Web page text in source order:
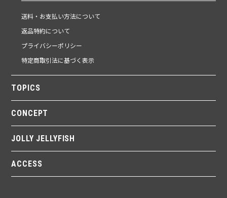
送料・お支払い方法について
返品特約について
プライバシーポリシー
特定商取引法に基づく表示
TOPICS
CONCEPT
JOLLY JELLYFISH
ACCESS